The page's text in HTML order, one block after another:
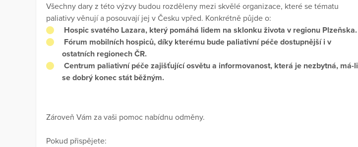
Všechny dary z této výzvy budou rozděleny mezi skvělé organizace, které se tématu
paliativy věnují a posouvají jej v Česku vpřed. Konkrétně půjde o:
Hospic svatého Lazara, který pomáhá lidem na sklonku života v regionu Plzeňska.
Fórum mobilních hospiců, díky kterému bude paliativní péče dostupnější i v
ostatních regionech ČR.
Centrum paliativní péče zajišťující osvětu a informovanost, která je nezbytná, má-li
se dobrý konec stát běžným.
Zároveň Vám za vaši pomoc nabídnu odměny.
Pokud přispějete: